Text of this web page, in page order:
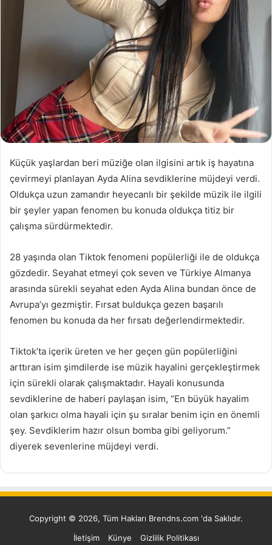
Küçük yaşlardan beri müziğe olan ilgisini artık iş hayatına
çevirmeyi planlayan Ayda Alina sevdiklerine müjdeyi verdi.
Oldukça uzun zamandır heyecanlı bir şekilde müzik ile ilgili
bir şeyler yapan fenomen bu konuda oldukça titiz bir
çalışma sürdürmektedir.
28 yaşında olan Tiktok fenomeni popülerliği ile de oldukça
gözdedir. Seyahat etmeyi çok seven ve Türkiye Almanya
arasında sürekli seyahat eden Ayda Alina bundan önce de
Avrupa’yı gezmiştir. Fırsat buldukça gezen başarılı
fenomen bu konuda da her fırsatı değerlendirmektedir.
Tiktok’ta içerik üreten ve her geçen gün popülerliğini
arttıran isim şimdilerde ise müzik hayalini gerçekleştirmek
için sürekli olarak çalışmaktadır. Hayali konusunda
sevdiklerine de haberi paylaşan isim, “En büyük hayalim
olan şarkıcı olma hayali için şu sıralar benim için en önemli
şey. Sevdiklerim hazır olsun bomba gibi geliyorum.”
diyerek sevenlerine müjdeyi verdi.
Copyright © 2026, Tüm Hakları Brendns.com 'da Saklıdır.
İletişim
Künye Gizlilik Politikası